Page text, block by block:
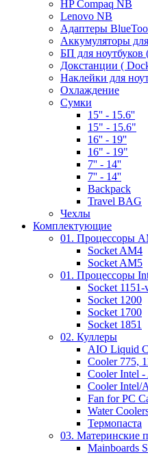
HP Compaq NB
Lenovo NB
Адаптеры
Аккумуляторы
БП для ноутбуков
Докстанции (
Наклейки для
Охлаждение
Сумки
15'' - 15.6''
15" - 15.6"
16'' - 19''
16" - 19"
7'' - 14''
7'' - 14''
Backpack
Travel BAG
Чехлы
Комплектующие
01. Процессоры
Socket AM4
Socket AM5
01. Процессоры
Socket
Socket 1200
Socket 1700
Socket 1851
02. Куллеры
AIO Liquid
Cooler 775,
Cooler Intel
Cooler Intel/
Fan for PC
Water
Термопаста
03. Материнские
Mainboards